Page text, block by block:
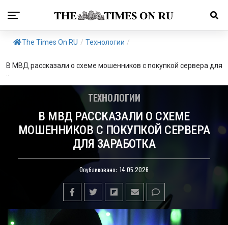
The Times On RU / Технологии /
В МВД рассказали о схеме мошенников с покупкой сервера для
ТЕХНОЛОГИИ
В МВД РАССКАЗАЛИ О СХЕМЕ
МОШЕННИКОВ С ПОКУПКОЙ СЕРВЕРА
ДЛЯ ЗАРАБОТКА
Опубликовано: 14.05.2026